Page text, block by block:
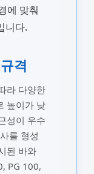
에 맞춰
니다.
격
라 다양한
높이가 낮
성이 우수
를 형성
된 바와
PG 100,